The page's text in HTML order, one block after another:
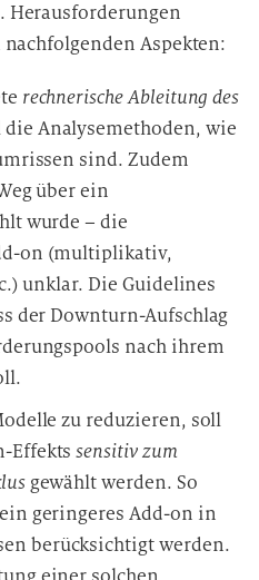
Aspekten:
rechnerische Ableitung des
die Analysemethoden, wie
sind. Zudem
über ein
wurde – die
on (multiplikativ,
unklar. Die Guidelines
der Downturn-Aufschlag
nach ihrem
zu reduzieren, soll
Effektssensitiv zum
gewählt werden. So
geringeres Add-on in
berücksichtigt werden.